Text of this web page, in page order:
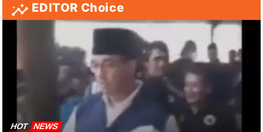
EDITOR Choice
HOT NEWS